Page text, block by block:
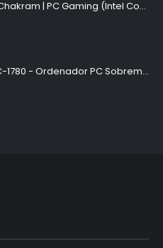
Pack Gaming Chakram | PC Gaming (Intel Core i5-11400F / 16Gb / 500GB SSD M.2 / GTX1650 / 27" Curvo + Kit Gaming/WiFi) Windows 11 Pro, Monitor Curvo 27", Teclado, Cascos, Ratón y Alfombrilla XXL
Acer Aspire XC-1780 - Ordenador PC Sobremesa (Intel Core i5-13400, 16GB RAM, 512GB SSD, Intel UHD Graphics 730, Windows 11 Home) Negro - USB Ratón - Teclado QWERTY Español